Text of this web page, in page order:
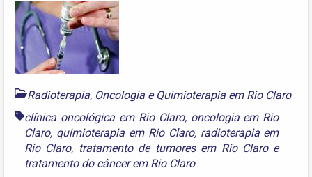
Radioterapia, Oncologia e Quimioterapia em Rio Claro
clínica oncológica em Rio Claro, oncologia em Rio
Claro, quimioterapia em Rio Claro, radioterapia em
Rio Claro, tratamento de tumores em Rio Claroe
tratamento do câncer em Rio Claro